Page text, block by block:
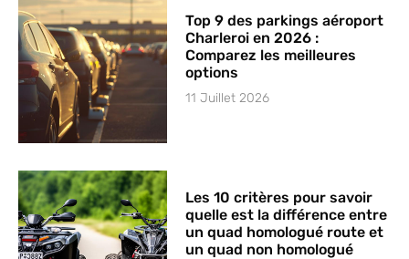
Top 9 des parkings aéroport
Charleroi en 2026 :
Comparez les meilleures
options
11 Juillet 2026
Les 10 critères pour savoir
quelle est la différence entre
un quad homologué route et
un quad non homologué